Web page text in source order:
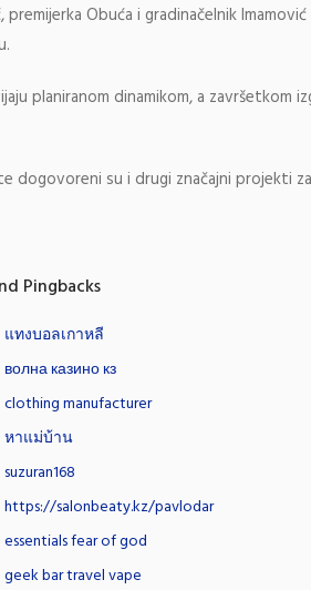
premijerka Obuća i gradinačelnik
planiranom dinamikom, a završetkom
dogovoreni su i drugi značajni projekti
Pingbacks
แทงบอลเกาหลี
волна казино кз
clothing manufacturer
หาแม่บ้าน
suzuran168
https://salonbeaty.kz/pavlodar
essentials fear of god
geek bar travel vape